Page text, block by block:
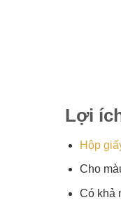
Lợi
Hộp
Cho
Có khả